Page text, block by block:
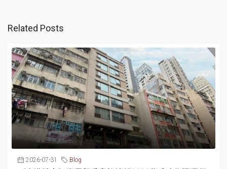
Related Posts
2026-07-31 Blog